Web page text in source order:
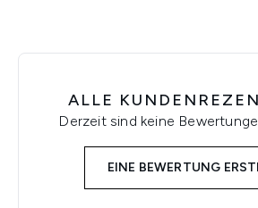
ALLE
Derzeit sind keine
EINE BEWERTUNG